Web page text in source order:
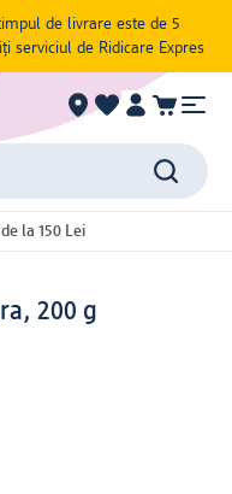
de livrare este de 5
serviciul de Ridicare Expres
la 150 Lei
200 g